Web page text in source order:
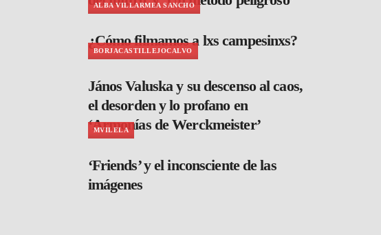
ALBA VILLARMEA SANCHO
¿Cómo filmamos a lxs campesinxs?
BORJACASTILLEJOCALVO
János Valuska y su descenso al caos,
el desorden y lo profano en
‘Armonías de Werckmeister’
MVILELA
‘Friends’ y el inconsciente de las
imágenes